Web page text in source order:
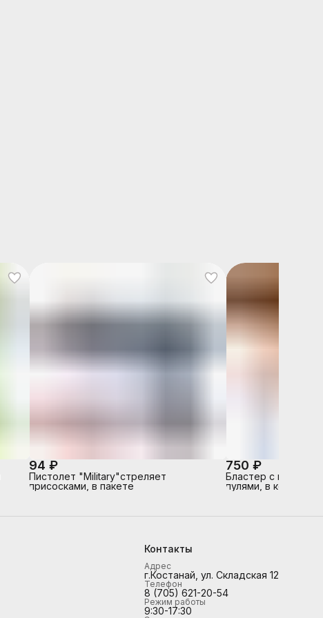
94 ₽
Пистолет "Military"стреляет
присосками, в пакете
750 ₽
Бластер с мягкими
пулями, в коробке
Контакты
Адрес
г.Костанай, ул. Складская 12
Телефон
8 (705) 621-20-54
Режим работы
9:30-17:30